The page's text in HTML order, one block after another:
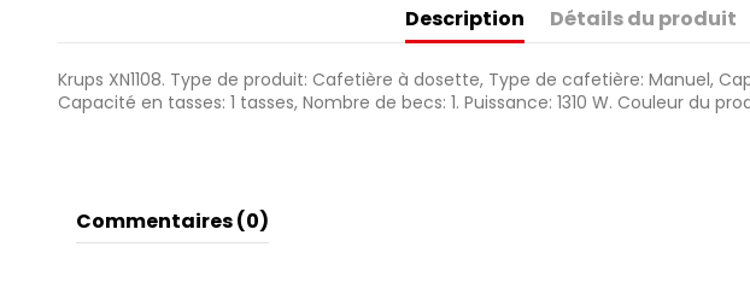
Description Détails du produit
Krups XN1108. Type de produit: Cafetière à dosette, Type de cafetière: Manuel,
Capacité en tasses: 1 tasses, Nombre de becs: 1. Puissance: 1310 W. Couleur du
Commentaires (0)